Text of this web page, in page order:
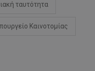
ταυτότητα
Καινοτομίας